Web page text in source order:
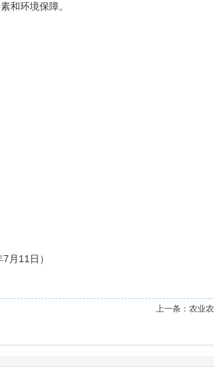
和环境保障。
月11日）
上一条： 农业